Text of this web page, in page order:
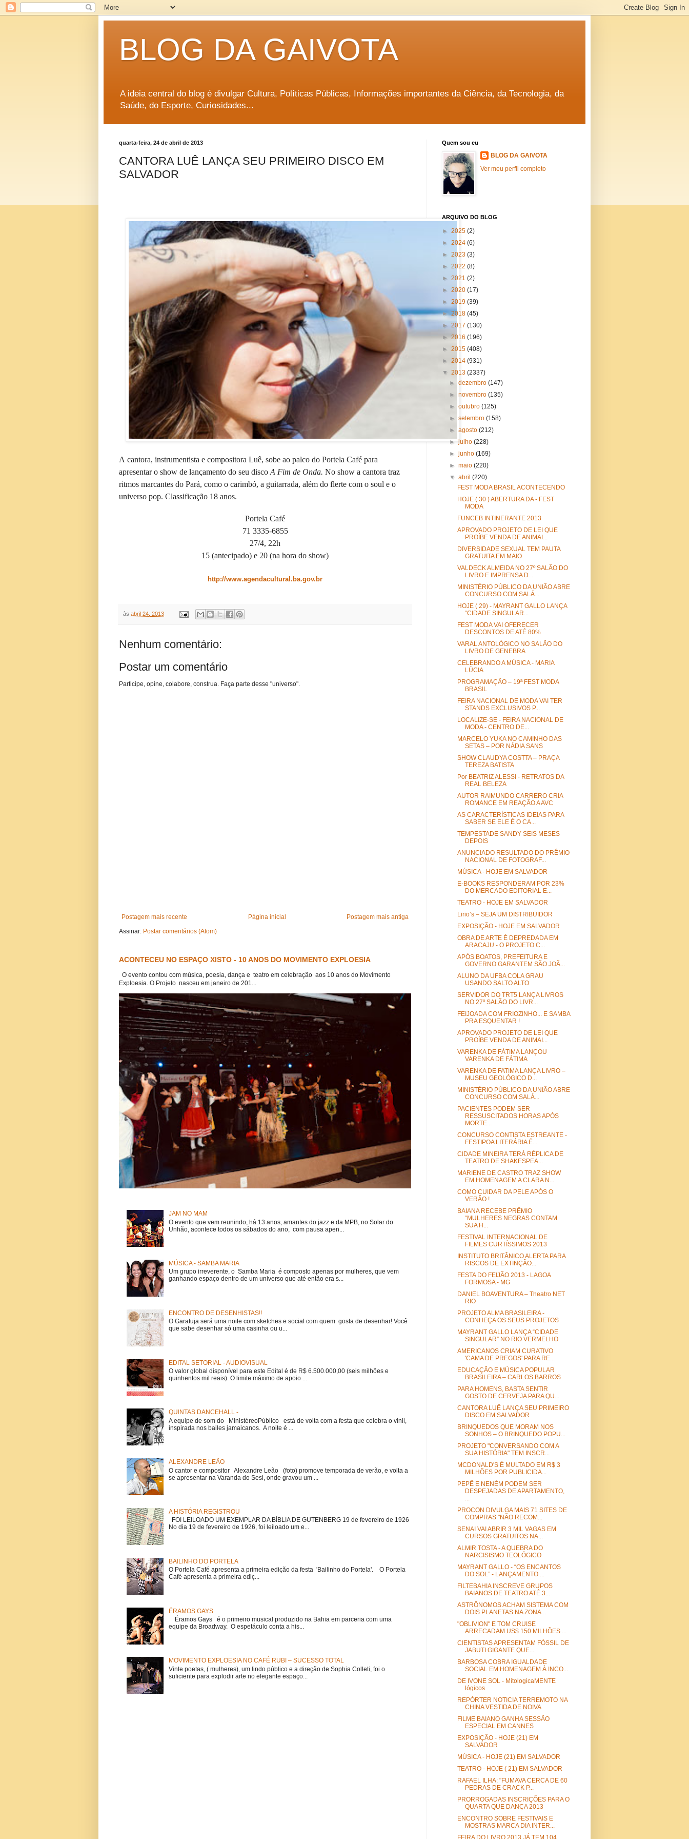
BLOG DA GAIVOTA
A ideia central do blog é divulgar Cultura, Políticas Públicas, Informações importantes da Ciência, da Tecnologia, da
Saúde, do Esporte, Curiosidades...
quarta-feira, 24 de abril de 2013
CANTORA LUÊ LANÇA SEU PRIMEIRO DISCO EM
SALVADOR
A cantora, instrumentista e compositora Luê, sobe ao palco do Portela Café para
apresentar o show de lançamento do seu disco A Fim de Onda. No show a cantora traz
ritmos marcantes do Pará, como o carimbó, a guitarrada, além do flerte com o soul e o
universo pop. Classificação 18 anos.
Portela Café
71 3335-6855
27/4, 22h
15 (antecipado) e 20 (na hora do show)
http://www.agendacultural.ba.gov.br
às abril 24, 2013
Nenhum comentário:
Postar um comentário
Participe, opine, colabore, construa. Faça parte desse "universo".
Postagem mais recente Postagem mais antiga
Página inicial
Assinar: Postar comentários (Atom)
ACONTECEU NO ESPAÇO XISTO - 10 ANOS DO MOVIMENTO EXPLOESIA
O evento contou com música, poesia, dança e teatro em celebração aos 10 anos do Movimento
Exploesia. O Projeto nasceu em janeiro de 201...
JAM NO MAM
O evento que vem reunindo, há 13 anos, amantes do jazz e da MPB, no Solar do
Unhão, acontece todos os sábados do ano, com pausa apen...
MÚSICA - SAMBA MARIA
Um grupo irreverente, o Samba Maria é composto apenas por mulheres, que vem
ganhando espaço dentro de um universo que até então era s...
ENCONTRO DE DESENHISTAS!!
O Garatuja será uma noite com sketches e social com quem gosta de desenhar! Você
que sabe desenhar só uma casinha ou u...
EDITAL SETORIAL - AUDIOVISUAL
O valor global disponível para este Edital é de R$ 6.500.000,00 (seis milhões e
quinhentos mil reais). O limite máximo de apoio ...
QUINTAS DANCEHALL -
A equipe de som do MinistéreoPúblico está de volta com a festa que celebra o vinil,
inspirada nos bailes jamaicanos. A noite é ...
ALEXANDRE LEÃO
O cantor e compositor Alexandre Leão (foto) promove temporada de verão, e volta a
se apresentar na Varanda do Sesi, onde gravou um ...
A HISTÓRIA REGISTROU
FOI LEILOADO UM EXEMPLAR DA BÍBLIA DE GUTENBERG 19 de fevereiro de 1926
No dia 19 de fevereiro de 1926, foi leiloado um e...
BAILINHO DO PORTELA
O Portela Café apresenta a primeira edição da festa 'Bailinho do Portela'. O Portela
Café apresenta a primeira ediç...
ÉRAMOS GAYS
Éramos Gays é o primeiro musical produzido na Bahia em parceria com uma
equipe da Broadway. O espetáculo conta a his...
MOVIMENTO EXPLOESIA NO CAFÉ RUBI – SUCESSO TOTAL
Vinte poetas, ( mulheres), um lindo público e a direção de Sophia Colleti, foi o
suficiente para explodir arte no elegante espaço...
Quem sou eu
BLOG DA GAIVOTA
Ver meu perfil completo
ARQUIVO DO BLOG
► 2025 (2)
► 2024 (6)
► 2023 (3)
► 2022 (8)
► 2021 (2)
► 2020 (17)
► 2019 (39)
►2018 (45)
► 2017 (130)
►2016 (196)
► 2015 (408)
► 2014 (931)
▼ 2013 (2337)
►dezembro(147)
►novembro(135)
►outubro(125)
►setembro(158)
►agosto(212)
►julho(228)
►junho(169)
►maio(220)
▼abril(220)
FEST MODA BRASIL ACONTECENDO
HOJE ( 30 ) ABERTURA DA - FEST
MODA
FUNCEB INTINERANTE 2013
APROVADO PROJETO DE LEI QUE
PROÍBE VENDA DE ANIMAI...
DIVERSIDADE SEXUAL TEM PAUTA
GRATUITA EM MAIO
VALDECK ALMEIDA NO 27º SALÃO DO
LIVRO E IMPRENSA D...
MINISTÉRIO PÚBLICO DA UNIÃO ABRE
CONCURSO COM SALÁ...
HOJE ( 29) - MAYRANT GALLO LANÇA
“CIDADE SINGULAR...
FEST MODA VAI OFERECER
DESCONTOS DE ATÉ 80%
VARAL ANTOLÓGICO NO SALÃO DO
LIVRO DE GENEBRA
CELEBRANDO A MÚSICA - MARIA
LÚCIA
PROGRAMAÇÃO – 19ª FEST MODA
BRASIL
FEIRA NACIONAL DE MODA VAI TER
STANDS EXCLUSIVOS P...
LOCALIZE-SE - FEIRA NACIONAL DE
MODA - CENTRO DE...
MARCELO YUKA NO CAMINHO DAS
SETAS – POR NÁDIA SANS
SHOW CLAUDYA COSTTA – PRAÇA
TEREZA BATISTA
Por BEATRIZ ALESSI - RETRATOS DA
REAL BELEZA
AUTOR RAIMUNDO CARRERO CRIA
ROMANCE EM REAÇÃO A AVC
AS CARACTERÍSTICAS IDEIAS PARA
SABER SE ELE É O CA...
TEMPESTADE SANDY SEIS MESES
DEPOIS
ANUNCIADO RESULTADO DO PRÊMIO
NACIONAL DE FOTOGRAF...
MÚSICA - HOJE EM SALVADOR
E-BOOKS RESPONDERAM POR 23%
DO MERCADO EDITORIAL E...
TEATRO - HOJE EM SALVADOR
Lirio’s – SEJA UM DISTRIBUIDOR
EXPOSIÇÃO - HOJE EM SALVADOR
OBRA DE ARTE É DEPREDADA EM
ARACAJU - O PROJETO C...
APÓS BOATOS, PREFEITURA E
GOVERNO GARANTEM SÃO JOÃ...
ALUNO DA UFBA COLA GRAU
USANDO SALTO ALTO
SERVIDOR DO TRT5 LANÇA LIVROS
NO 27º SALÃO DO LIVR...
FEIJOADA COM FRIOZINHO... E SAMBA
PRA ESQUENTAR !
APROVADO PROJETO DE LEI QUE
PROÍBE VENDA DE ANIMAI...
VARENKA DE FÁTIMA LANÇOU
VARENKA DE FÁTIMA
VARENKA DE FATIMA LANÇA LIVRO –
MUSEU GEOLÓGICO D...
MINISTÉRIO PÚBLICO DA UNIÃO ABRE
CONCURSO COM SALÁ...
PACIENTES PODEM SER
RESSUSCITADOS HORAS APÓS
MORTE...
CONCURSO CONTISTA ESTREANTE -
FESTIPOA LITERÁRIA É...
CIDADE MINEIRA TERÁ RÉPLICA DE
TEATRO DE SHAKESPEA...
MARIENE DE CASTRO TRAZ SHOW
EM HOMENAGEM A CLARA N...
COMO CUIDAR DA PELE APÓS O
VERÃO !
BAIANA RECEBE PRÊMIO
“MULHERES NEGRAS CONTAM
SUA H...
FESTIVAL INTERNACIONAL DE
FILMES CURTÍSSIMOS 2013
INSTITUTO BRITÂNICO ALERTA PARA
RISCOS DE EXTINÇÃO...
FESTA DO FEIJÃO 2013 - LAGOA
FORMOSA - MG
DANIEL BOAVENTURA – Theatro NET
RIO
PROJETO ALMA BRASILEIRA -
CONHEÇA OS SEUS PROJETOS
MAYRANT GALLO LANÇA “CIDADE
SINGULAR” NO RIO VERMELHO
AMERICANOS CRIAM CURATIVO
'CAMA DE PREGOS' PARA RE...
EDUCAÇÃO E MÚSICA POPULAR
BRASILEIRA – CARLOS BARROS
PARA HOMENS, BASTA SENTIR
GOSTO DE CERVEJA PARA QU...
CANTORA LUÊ LANÇA SEU PRIMEIRO
DISCO EM SALVADOR
BRINQUEDOS QUE MORAM NOS
SONHOS – O BRINQUEDO POPU...
PROJETO "CONVERSANDO COM A
SUA HISTÓRIA" TEM INSCR...
MCDONALD'S É MULTADO EM R$ 3
MILHÕES POR PUBLICIDA...
PEPÊ E NENÉM PODEM SER
DESPEJADAS DE APARTAMENTO,
...
PROCON DIVULGA MAIS 71 SITES DE
COMPRAS "NÃO RECOM...
SENAI VAI ABRIR 3 MIL VAGAS EM
CURSOS GRATUITOS NA...
ALMIR TOSTA - A QUEBRA DO
NARCISISMO TEOLÓGICO
MAYRANT GALLO - “OS ENCANTOS
DO SOL” - LANÇAMENTO ...
FILTEBAHIA INSCREVE GRUPOS
BAIANOS DE TEATRO ATÉ 3...
ASTRÔNOMOS ACHAM SISTEMA COM
DOIS PLANETAS NA ZONA...
"OBLIVION" E TOM CRUISE
ARRECADAM US$ 150 MILHÕES ...
CIENTISTAS APRESENTAM FÓSSIL DE
JABUTI GIGANTE QUE...
BARBOSA COBRA IGUALDADE
SOCIAL EM HOMENAGEM À INCO...
DE IVONE SOL - MitologicaMENTE
lógicos
REPÓRTER NOTICIA TERREMOTO NA
CHINA VESTIDA DE NOIVA
FILME BAIANO GANHA SESSÃO
ESPECIAL EM CANNES
EXPOSIÇÃO - HOJE (21) EM
SALVADOR
MÚSICA - HOJE (21) EM SALVADOR
TEATRO - HOJE ( 21) EM SALVADOR
RAFAEL ILHA: "FUMAVA CERCA DE 60
PEDRAS DE CRACK P...
PRORROGADAS INSCRIÇÕES PARA O
QUARTA QUE DANÇA 2013
ENCONTRO SOBRE FESTIVAIS E
MOSTRAS MARCA DIA INTER...